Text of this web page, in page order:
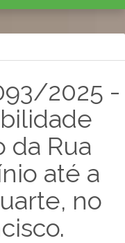
2025 -
da Rua
até a
no